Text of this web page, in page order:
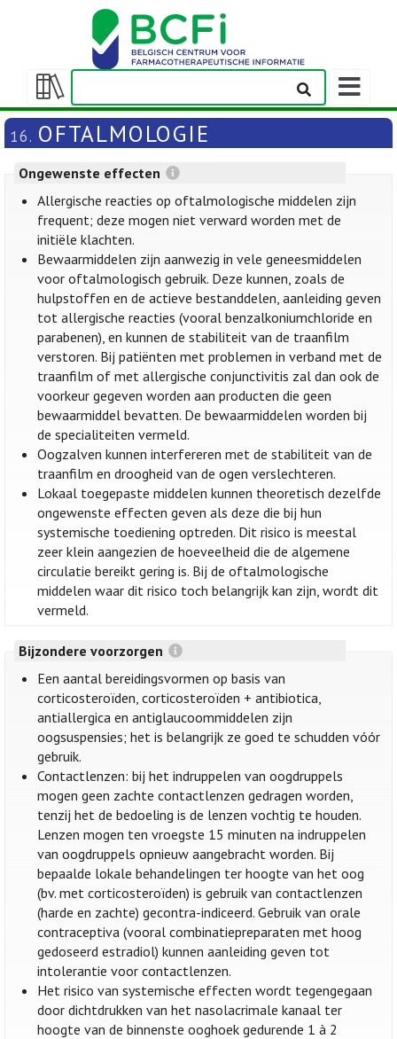
Weergeven/verbergen
inhoudstafel
16. OFTALMOLOGIE
Ongewenste effecten
Allergische reacties op oftalmologische middelen zijn
frequent; deze mogen niet verward worden met de
initiële klachten.
Bewaarmiddelen zijn aanwezig in vele geneesmiddelen
voor oftalmologisch gebruik. Deze kunnen, zoals de
hulpstoffen en de actieve bestanddelen, aanleiding geven
tot allergische reacties (vooral benzalkoniumchloride en
parabenen), en kunnen de stabiliteit van de traanfilm
verstoren. Bij patiënten met problemen in verband met de
traanfilm of met allergische conjunctivitis zal dan ook de
voorkeur gegeven worden aan producten die geen
bewaarmiddel bevatten. De bewaarmiddelen worden bij
de specialiteiten vermeld.
Oogzalven kunnen interfereren met de stabiliteit van de
traanfilm en droogheid van de ogen verslechteren.
Lokaal toegepaste middelen kunnen theoretisch dezelfde
ongewenste effecten geven als deze die bij hun
systemische toediening optreden. Dit risico is meestal
zeer klein aangezien de hoeveelheid die de algemene
circulatie bereikt gering is. Bij de oftalmologische
middelen waar dit risico toch belangrijk kan zijn, wordt dit
vermeld.
Bijzondere voorzorgen
Een aantal bereidingsvormen op basis van
corticosteroïden, corticosteroïden + antibiotica,
antiallergica en antiglaucoommiddelen zijn
oogsuspensies; het is belangrijk ze goed te schudden vóór
gebruik.
Contactlenzen: bij het indruppelen van oogdruppels
mogen geen zachte contactlenzen gedragen worden,
tenzij het de bedoeling is de lenzen vochtig te houden.
Lenzen mogen ten vroegste 15 minuten na indruppelen
van oogdruppels opnieuw aangebracht worden. Bij
bepaalde lokale behandelingen ter hoogte van het oog
(bv. met corticosteroïden) is gebruik van contactlenzen
(harde en zachte) gecontra-indiceerd. Gebruik van orale
contraceptiva (vooral combinatiepreparaten met hoog
gedoseerd estradiol) kunnen aanleiding geven tot
intolerantie voor contactlenzen.
Het risico van systemische effecten wordt tegengegaan
door dichtdrukken van het nasolacrimale kanaal ter
hoogte van de binnenste ooghoek gedurende 1 à 2